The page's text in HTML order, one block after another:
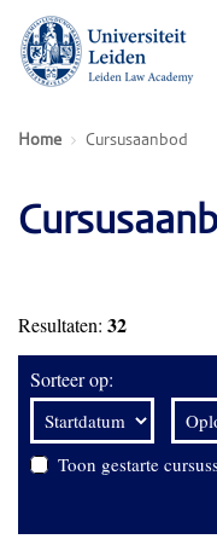
Home Cursusaanbod
Resultaten: 32
Sorteer op:
Toon gestarte